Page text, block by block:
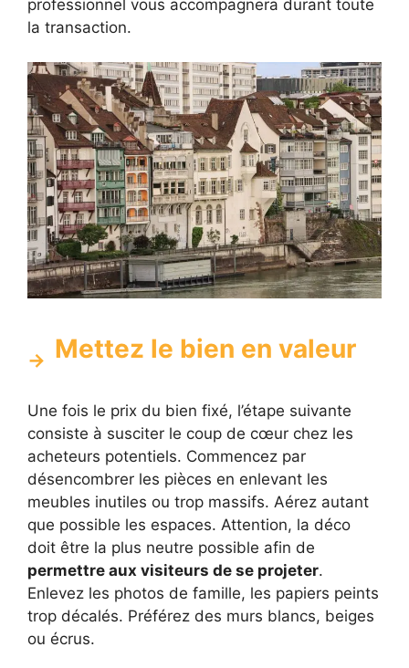
professionnel vous accompagnera durant toute
la transaction.
Mettez le bien en valeur
Une fois le prix du bien fixé, l’étape suivante
consiste à susciter le coup de cœur chez les
acheteurs potentiels. Commencez par
désencombrer les pièces en enlevant les
meubles inutiles ou trop massifs. Aérez autant
que possible les espaces. Attention, la déco
doit être la plus neutre possible afin de
permettre aux visiteurs de se projeter.
Enlevez les photos de famille, les papiers peints
trop décalés. Préférez des murs blancs, beiges
ou écrus.